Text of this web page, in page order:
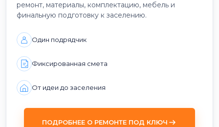
ремонт, материалы, комплектацию, мебель и
финальную подготовку к заселению.
Один подрядчик
Фиксированная смета
От идеи до заселения
ПОДРОБНЕЕ О РЕМОНТЕ ПОД КЛЮЧ